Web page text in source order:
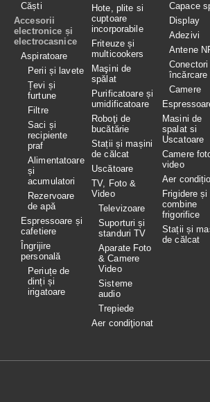
Căști
Accesorii
electronice și
electrocasnice
Aspiratoare
Perii și lavete
Țevi și
furtune
Filtre
Saci și
recipiente
praf
Alimentatoare
și
acumulatori
Rezervoare
de apă
Espressoare și
cafetiere
Îngrijire
personală
Periuțe de
dinți și
irigatoare
Hote, plite si
cuptoare
incorporabile
Friteuze și
multicookers
Maşini de
spălat
Purificatoare și
umidificatoare
Roboţi de
bucătărie
Stații și mașini
de călcat
Uscătoare
TV, Foto &
Video
Televizoare
Suporturi și
standuri TV
Aparate Foto
& Camere
Video
Sisteme
audio
Trepiede
Aer condiţionat
Capace
Display
Adezivi
Antene
Conectori
încărcare
Camere
Masini de
spalat si
Uscatoare
Camere
video
Aer
Frigidere și
combine
frigorifice
Stații și
de călcat